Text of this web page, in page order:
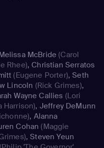
McBride (Carol
Rhee),Christian Serratos
(Eugene Porter),Seth
Lincoln (Rick Grimes),
Wayne Callies (Lori
Harrison), Jeffrey DeMunn
, Alanna
Cohan (Maggie
,Steven Yeun